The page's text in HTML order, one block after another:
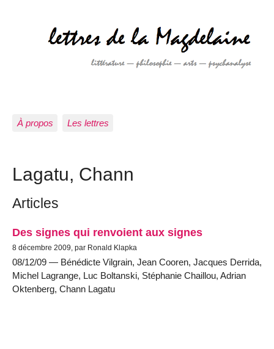
À propos Les lettres
Lagatu, Chann
Articles
Des signes qui renvoient aux signes
8 décembre 2009, par Ronald Klapka
08/12/09 — Bénédicte Vilgrain, Jean Cooren, Jacques Derrida,
Michel Lagrange, Luc Boltanski, Stéphanie Chaillou, Adrian
Oktenberg, Chann Lagatu